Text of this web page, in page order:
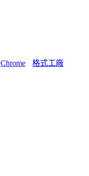
Chrome 格式工廠